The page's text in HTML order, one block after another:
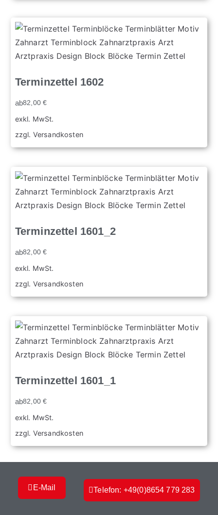
Terminzettel 1602
ab82,00€
exkl. MwSt.
zzgl. Versandkosten
Terminzettel 1601_2
ab82,00€
exkl. MwSt.
zzgl. Versandkosten
Terminzettel 1601_1
ab82,00€
exkl. MwSt.
zzgl. Versandkosten
E-Mail Telefon: +49(0)8654 779 283